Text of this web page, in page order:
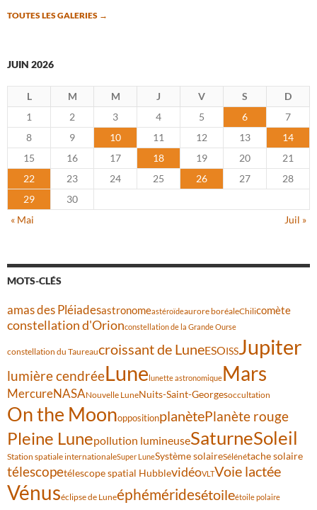
TOUTES LES GALERIES →
JUIN 2026
L M M J V S
D
1
2 3 4 5 6
7
8
9 10 11 12 13
14
15
16 17 18 19 20
21
22
23 24 25 26 27
28
29
30
« Mai
Juil »
MOTS-CLÉS
amas des Pléiadesastronomeastéroïdeaurore boréaleChilicomète
constellation d'Orionconstellation de la Grande Ourse
constellation du Taureaucroissant de LuneESOISSJupiter
lumière cendréeLunelunette astronomiqueMars
MercureNASANouvelle LuneNuits-Saint-Georgesoccultation
On the MoonoppositionplanètePlanète rouge
Pleine Lunepollution lumineuseSaturneSoleil
Station spatiale internationaleSuper LuneSystème solaireSélénétache solaire
télescopetélescope spatial HubblevidéoVLTVoie lactée
Vénuséclipse de Luneéphéméridesétoileétoile polaire